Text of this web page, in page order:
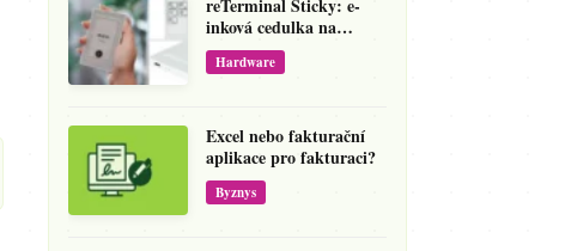
reTerminal Sticky: e-
inková cedulka na
ledničku, která přepíše
váš hlas na vzkaz
Hardware
Excel nebo fakturační
aplikace pro fakturaci?
Byznys